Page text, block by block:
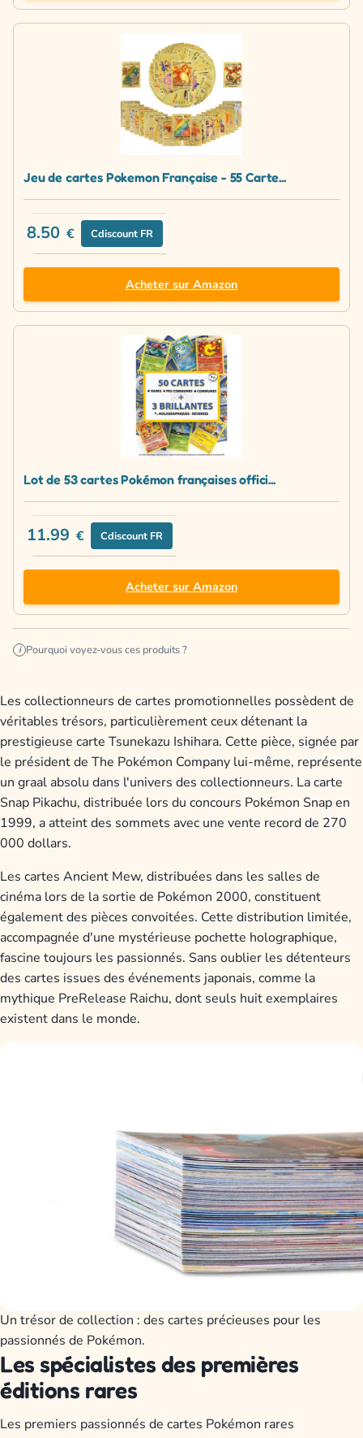
Jeu de cartes Pokemon Française - 55 Carte...
8.50 € Cdiscount FR
Acheter sur Amazon
Lot de 53 cartes Pokémon françaises offici...
11.99 € Cdiscount FR
Acheter sur Amazon
i Pourquoi voyez-vous ces produits ?
Les collectionneurs de cartes promotionnelles possèdent de
véritables trésors, particulièrement ceux détenant la
prestigieuse carte Tsunekazu Ishihara. Cette pièce, signée par
le président de The Pokémon Company lui-même, représente
un graal absolu dans l'univers des collectionneurs. La carte
Snap Pikachu, distribuée lors du concours Pokémon Snap en
1999, a atteint des sommets avec une vente record de 270
000 dollars.
Les cartes Ancient Mew, distribuées dans les salles de
cinéma lors de la sortie de Pokémon 2000, constituent
également des pièces convoitées. Cette distribution limitée,
accompagnée d'une mystérieuse pochette holographique,
fascine toujours les passionnés. Sans oublier les détenteurs
des cartes issues des événements japonais, comme la
mythique PreRelease Raichu, dont seuls huit exemplaires
existent dans le monde.
Un trésor de collection : des cartes précieuses pour les
passionnés de Pokémon.
Les spécialistes des premières
éditions rares
Les premiers passionnés de cartes Pokémon rares